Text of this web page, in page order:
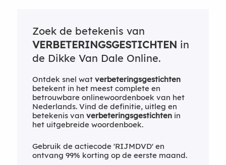
Zoek de betekenis van
VERBETERINGSGESTICHTEN in
de Dikke Van Dale Online.
Ontdek snel wat verbeteringsgestichten
betekent in het meest complete en
betrouwbare onlinewoordenboek van het
Nederlands. Vind de definitie, uitleg en
betekenis van verbeteringsgestichtenin
het uitgebreide woordenboek.
Gebruik de actiecode 'RIJMDVD' en
ontvang 99% korting op de eerste maand.